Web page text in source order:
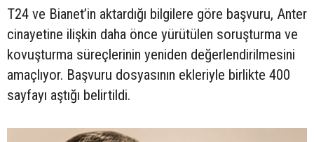
T24 ve Bianet’in aktardığı bilgilere göre başvuru, Anter
cinayetine ilişkin daha önce yürütülen soruşturma ve
kovuşturma süreçlerinin yeniden değerlendirilmesini
amaçlıyor. Başvuru dosyasının ekleriyle birlikte 400
sayfayı aştığı belirtildi.